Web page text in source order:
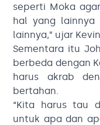
seperti Moka
hal yang lainnya
lainnya,” ujar Kevin.
Sementara itu
berbeda dengan
harus akrab
bertahan.
“Kita harus tau
untuk apa dan